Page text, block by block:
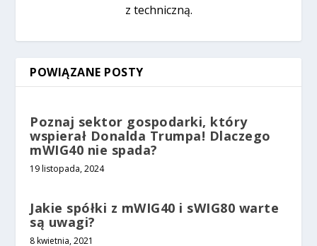
z techniczną.
POWIĄZANE POSTY
Poznaj sektor gospodarki, który
wspierał Donalda Trumpa! Dlaczego
mWIG40 nie spada?
19 listopada, 2024
Jakie spółki z mWIG40 i sWIG80 warte
są uwagi?
8 kwietnia, 2021